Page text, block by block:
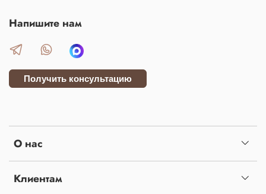
О нас
Клиентам
Напишите нам
Получить консультацию